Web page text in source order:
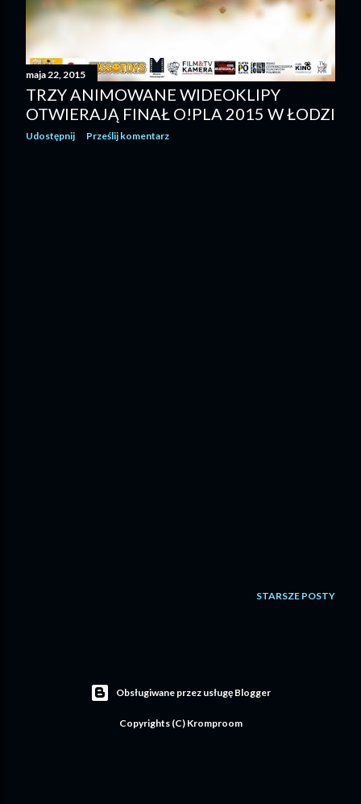
maja 22, 2015
TRZY ANIMOWANE WIDEOKLIPY
OTWIERAJĄ FINAŁ O!PLA 2015 W ŁODZI
Udostępnij Prześlij komentarz
STARSZE POSTY
Obsługiwane przez usługę Blogger
Copyrights (C) Kromproom